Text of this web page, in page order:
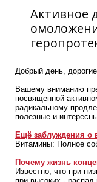
Активное
Добрый день,
Вашему вниманию
посвященной
радикальному
полезные и
Ещё заблуждения о
Витамины: Полное
Почему жизнь
Известно, что при